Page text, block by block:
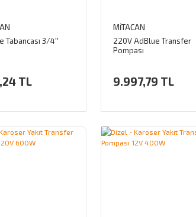
Tabancası 3/4''
TL
MİTACAN
220V AdBlue Transfer
Pompası
9.997,79 TL